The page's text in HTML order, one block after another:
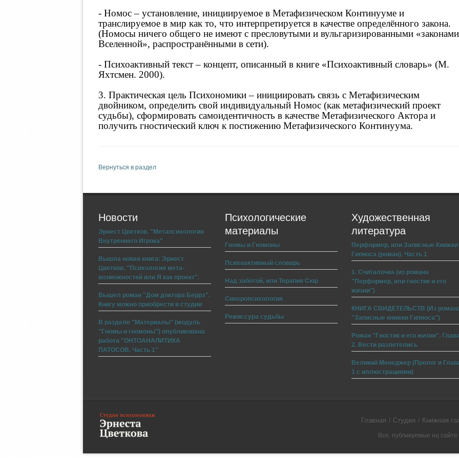
- Номос – установление, инициируемое в Метафизическом Континууме и
транслируемое в мир как то, что интерпретируется в качестве определённого закона.
(Номосы ничего общего не имеют с пресловутыми и вульгаризированными «законами
Вселенной», распространёнными в сети).
- Психоактивный текст – концепт, описанный в книге «Психоактивный словарь» (М.
Яхтсмен. 2000).
3. Практическая цель Психономики – инициировать связь с Метафизическим
двойником, определить свой индивидуальный Номос (как метафизический проект
судьбы), сформировать самоидентичность в качестве Метафизического Актора и
получить гностический ключ к постижению Метафизического Континуума.
Вернуться в раздел
Новости
Эрнест Цветков. "Метапсихология
Внутреннего Игрока"
Вышла новая книга: Эрнест
Цветков. "Психология мета-
возможностей или Я как проект".
Вышел роман "Дом доктора Беррэ".
Книгу можно приобрести в студии
В разделе "Материалы" (модуль
"Гномы и гномоны") опубликована
работа "ОНТОАНАЛИТИКА
ПАТОСОВ. Часть 1"
Психологические
материалы
Гномы и Гномоны
Психоактивный словарь
Над заботой, или Терапия Сюр
Синхропсихология
Режиссура судьбы
Художественная
литература
Перформер, или Записные Книжки
Гипноса (роман). Часть 1
1. Считалочка (из романа
"Перформер, или гностик и его
жизни")
КНИГА СВИДЕТЕЛЬСТВ (Из
"Записные книжки Гипноса")
Роман "Гностик и его жизни".
2. Вести разлетелись
Великий Менеджер (Пролог и
1 с иллюстрациями)
Главная Студия Книжная
Все, публикуемые на